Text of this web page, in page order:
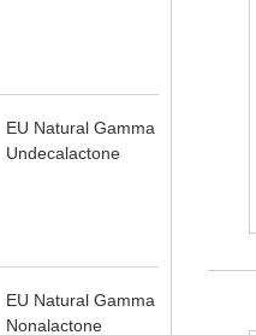
EU Natural Gamma
Undecalactone
EU Natural Gamma
Nonalactone